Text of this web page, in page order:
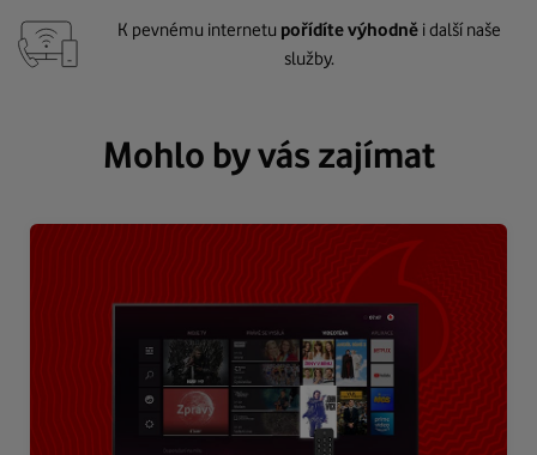
K pevnému internetu pořídíte výhodně i další naše
služby.
Mohlo by vás zajímat